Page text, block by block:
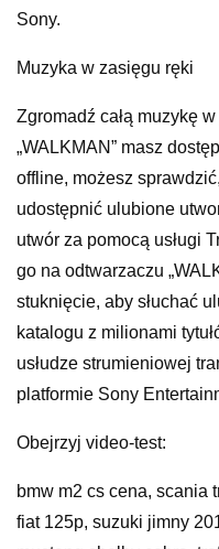
Sony.
Muzyka w zasięgu ręki
Zgromadź całą muzykę
„WALKMAN” masz
offline, możesz
udostępnić ulubione
utwór za pomocą usługi
go na odtwarzaczu
stuknięcie, aby słuchać
katalogu z milionami
usłudze strumieniowej
platformie Sony
Obejrzyj video-test:
bmw m2 cs cena, scania
fiat 125p, suzuki jimny